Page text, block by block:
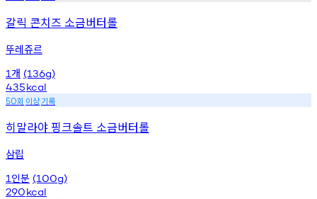
갈릭 콘치즈 소금버터롤
뚜레쥬르
1 개 (136g)
435kcal
50회 이상기록
히말라야 핑크솔트 소금버터롤
삼립
1 인분 (100g)
290kcal